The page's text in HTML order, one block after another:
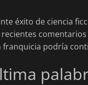
éxito de ciencia
franquicia podría